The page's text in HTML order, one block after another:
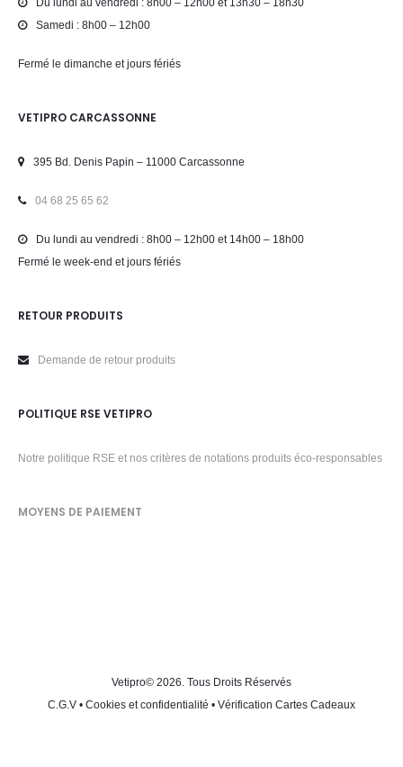
Du lundi au vendredi : 8h00 – 12h00 et 13h30 – 18h30
Samedi : 8h00 – 12h00
Fermé le dimanche et jours fériés
VETIPRO CARCASSONNE
395 Bd. Denis Papin – 11000 Carcassonne
04 68 25 65 62
Du lundi au vendredi : 8h00 – 12h00 et 14h00 – 18h00
Fermé le week-end et jours fériés
RETOUR PRODUITS
Demande de retour produits
POLITIQUE RSE VETIPRO
Notre politique RSE et nos critères de notations produits éco-responsables
MOYENS DE PAIEMENT
Vetipro© 2026. Tous Droits Réservés
C.G.V • Cookies et confidentialité • Vérification Cartes Cadeaux